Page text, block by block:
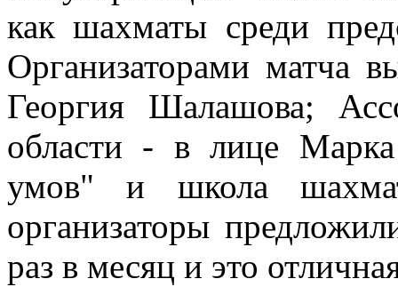
как шахматы среди
Организаторами матча
Георгия Шалашова;
области - в лице
умов" и школа
организаторы
раз в месяц и это